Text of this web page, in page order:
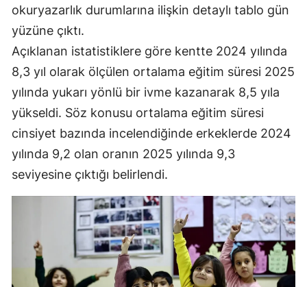
Eskişehir
Gaziantep
Giresun
Gümüşhane
Hakkari
Hatay
Mersin
İstanbul
İzmir
okuryazarlık durumlarına ilişkin detaylı tablo gün
yüzüne çıktı.
Açıklanan istatistiklere göre kentte 2024 yılında
8,3 yıl olarak ölçülen ortalama eğitim süresi 2025
yılında yukarı yönlü bir ivme kazanarak 8,5 yıla
yükseldi. Söz konusu ortalama eğitim süresi
cinsiyet bazında incelendiğinde erkeklerde 2024
yılında 9,2 olan oranın 2025 yılında 9,3
seviyesine çıktığı belirlendi.